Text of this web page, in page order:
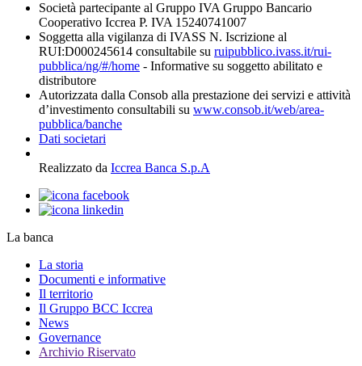
Società partecipante al Gruppo IVA Gruppo Bancario
Cooperativo Iccrea P. IVA 15240741007
Soggetta alla vigilanza di IVASS N. Iscrizione al
RUI:D000245614 consultabile su ruipubblico.ivass.it/rui-
pubblica/ng/#/home - Informative su soggetto abilitato e
distributore
Autorizzata dalla Consob alla prestazione dei servizi e attività
d’investimento consultabili su www.consob.it/web/area-
pubblica/banche
Dati societari
Realizzato da Iccrea Banca S.p.A
La banca
La storia
Documenti e informative
Il territorio
Il Gruppo BCC Iccrea
News
Governance
Archivio Riservato